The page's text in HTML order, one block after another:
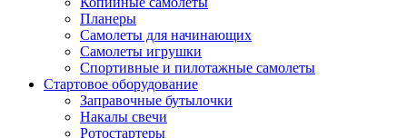
Планеры
Самолеты для начинающих
Самолеты игрушки
Спортивные и пилотажные самолеты
Стартовое оборудование
Заправочные бутылочки
Накалы свечи
Ротостартеры